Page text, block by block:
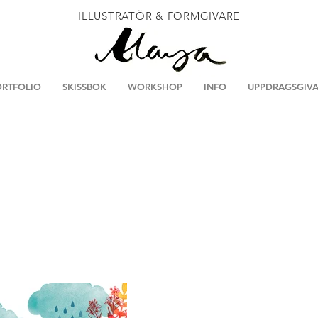
ILLUSTRATÖR & FORMGIVARE
SKISSBOK WORKSHOP INFO